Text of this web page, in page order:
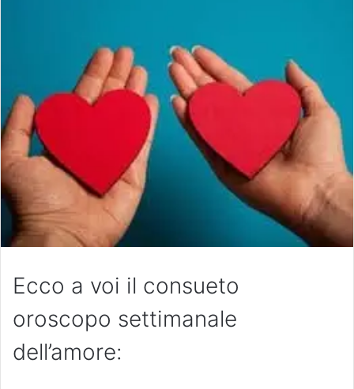
Ecco a voi il consueto
oroscopo settimanale
dell’amore: